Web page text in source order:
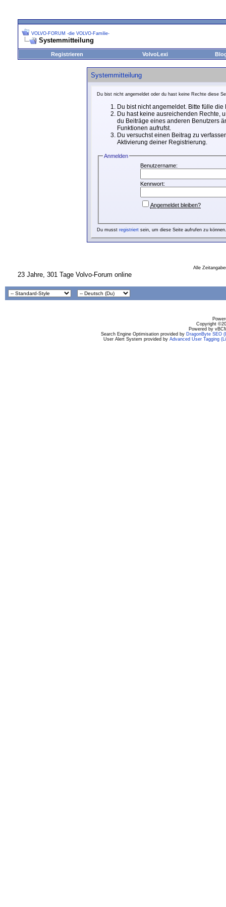
VOLVO-FORUM -die VOLVO-Familie-
Systemmitteilung
Registrieren VolvoLexi
Systemmitteilung
Du bist nicht angemeldet oder du hast keine Rechte diese
Du bist nicht angemeldet. Bitte fülle
Du hast keine ausreichenden Rechte,
du Beiträge eines anderen Benutzers
Funktionen aufrufst.
Du versuchst einen Beitrag zu
Aktivierung deiner Registrierung.
Anmelden
Benutzername:
Kennwort:
Angemeldet bleiben?
Du musst registriertsein, um diese Seite aufrufen zu können.
Alle
23 Jahre, 301 Tage Volvo-Forum online
Copyright
Powered by
Search Engine Optimisation provided by DragonByte SEO
User Alert System provided by Advanced User Tagging